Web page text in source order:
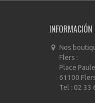
Nos
Flers :
Place
61100
Tel : 02 33